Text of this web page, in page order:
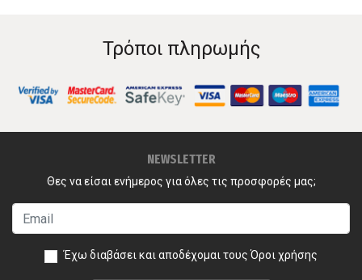
Τρόποι πληρωμής
NEWSLETTER
Θες να είσαι ενήμερος για όλες τις προσφορές μας;
Έχω διαβάσει και αποδέχομαι τους Όροι χρήσης